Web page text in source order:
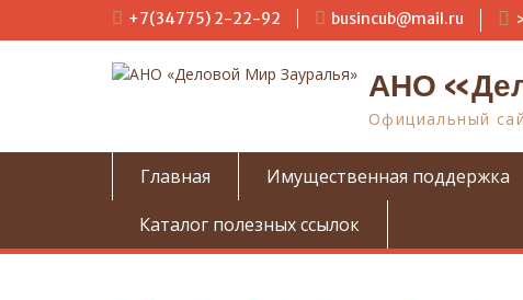
и
+7(34775) 2-22-92 busincub@mail.ru
АНО
Официальный
Главная Имущественная поддержка
Каталог полезных ссылок